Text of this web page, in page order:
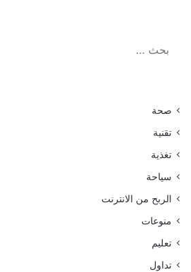
صحة
تقنية
تغذية
سياحة
الربح من الانترنت
منوعات
تعليم
تداول